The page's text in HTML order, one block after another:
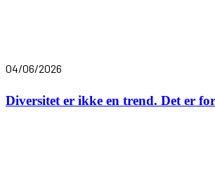
04/06/2026
Diversitet er ikke en trend. Det er